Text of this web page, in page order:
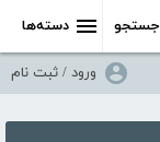
دسته‌ها جستجو
ورود / ثبت نام